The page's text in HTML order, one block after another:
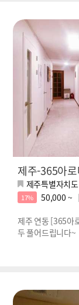
제주-365아
제주특별자치
17% 50,000 ~
제주 연동 [365아
두 풀어드립니다~